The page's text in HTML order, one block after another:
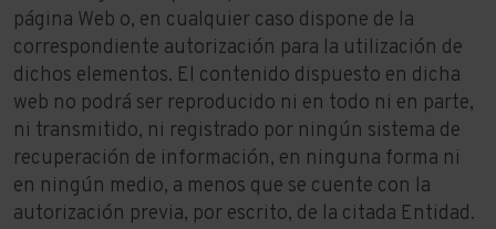
página Web o, en cualquier caso dispone de la
correspondiente autorización para la utilización de
dichos elementos. El contenido dispuesto en dicha
web no podrá ser reproducido ni en todo ni en parte,
ni transmitido, ni registrado por ningún sistema de
recuperación de información, en ninguna forma ni
en ningún medio, a menos que se cuente con la
autorización previa, por escrito, de la citada Entidad.